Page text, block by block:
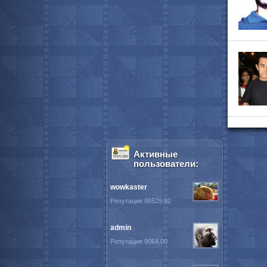
Активные
пользователи:
wowkaster
Репутация 86529.92
admin
Репутация 9064.00